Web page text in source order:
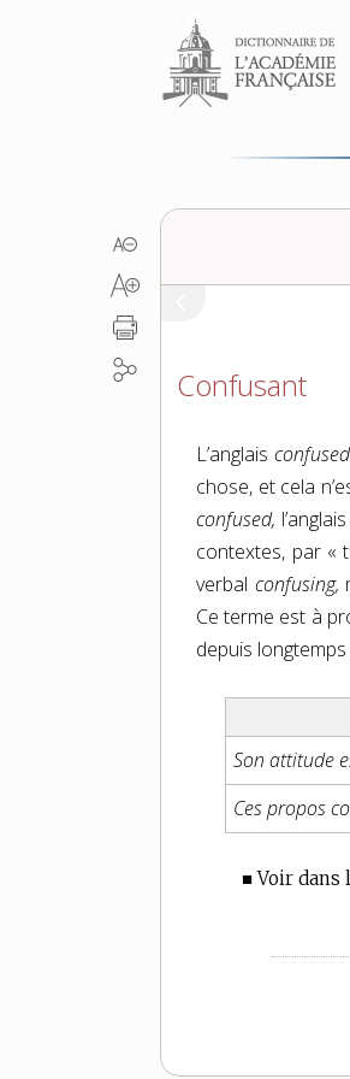
Aller au contenu
Confusant
L’anglaisconfused
chose, et cela
confused,
contextes, par «
verbal confusing,
Ce terme est à
depuis
Son attitude
Ces propos
■ Voir dans